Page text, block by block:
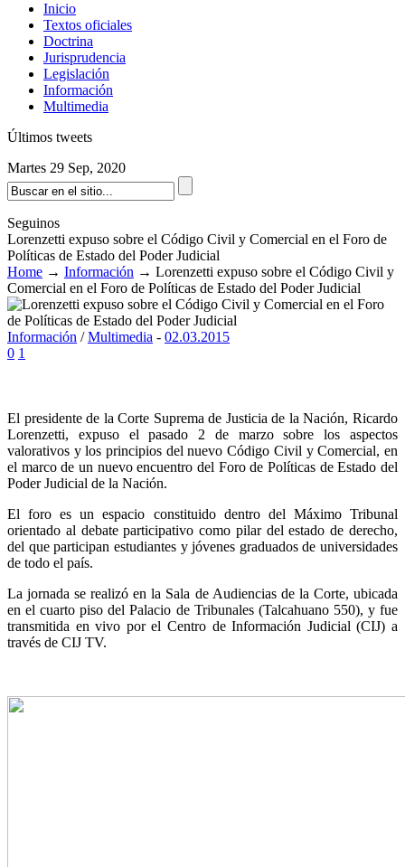
Inicio
Textos oficiales
Doctrina
Jurisprudencia
Legislación
Información
Multimedia
Últimos tweets
Martes 29 Sep, 2020
Seguinos
Lorenzetti expuso sobre el Código Civil y Comercial en el Foro de
Políticas de Estado del Poder Judicial
Home → Información → Lorenzetti expuso sobre el Código Civil y
Comercial en el Foro de Políticas de Estado del Poder Judicial
Información /Multimedia - 02.03.2015
0 1
El presidente de la Corte Suprema de Justicia de la Nación, Ricardo
Lorenzetti, expuso el pasado 2 de marzo sobre los aspectos
valorativos y los principios del nuevo Código Civil y Comercial, en
el marco de un nuevo encuentro del Foro de Políticas de Estado del
Poder Judicial de la Nación.
El foro es un espacio constituido dentro del Máximo Tribunal
orientado al debate participativo como pilar del estado de derecho,
del que participan estudiantes y jóvenes graduados de universidades
de todo el país.
La jornada se realizó en la Sala de Audiencias de la Corte, ubicada
en el cuarto piso del Palacio de Tribunales (Talcahuano 550), y fue
transmitida en vivo por el Centro de Información Judicial (CIJ) a
través de CIJ TV.